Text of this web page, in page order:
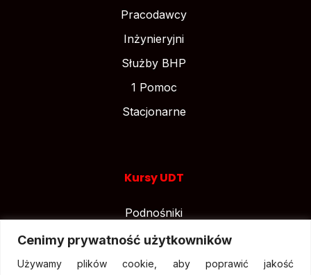
Cenimy prywatność użytkowników
Używamy plików cookie, aby poprawić jakość
Pracodawcy
Inżynieryjni
Służby BHP
1 Pomoc
Stacjonarne
Kursy UDT
Podnośniki
Suwnice
Wózki widłowe